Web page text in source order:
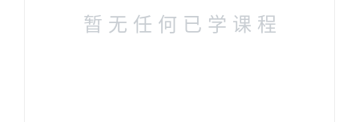
暂 无 任 何 已 学 课 程